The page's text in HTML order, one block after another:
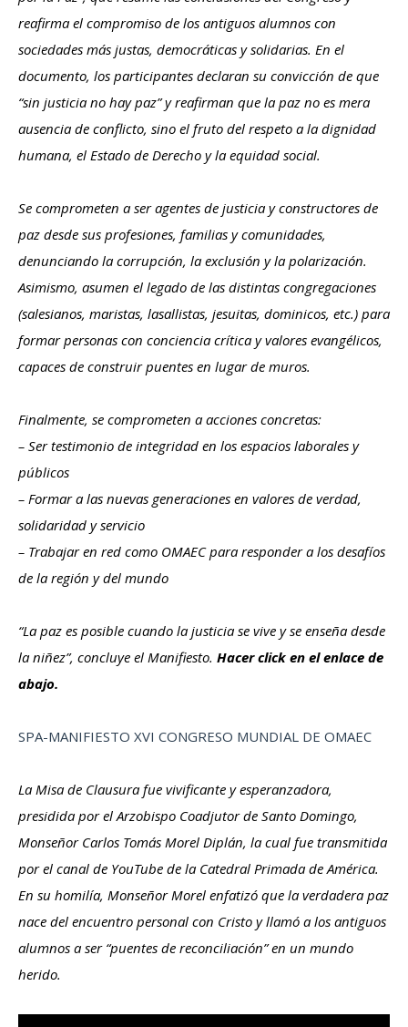
reafirma el compromiso de los antiguos alumnos con
sociedades más justas, democráticas y solidarias. En el
documento, los participantes declaran su convicción de que
“sin justicia no hay paz” y reafirman que la paz no es mera
ausencia de conflicto, sino el fruto del respeto a la dignidad
humana, el Estado de Derecho y la equidad social.
Se comprometen a ser agentes de justicia y constructores de
paz desde sus profesiones, familias y comunidades,
denunciando la corrupción, la exclusión y la polarización.
Asimismo, asumen el legado de las distintas congregaciones
(salesianos, maristas, lasallistas, jesuitas, dominicos, etc.) para
formar personas con conciencia crítica y valores evangélicos,
capaces de construir puentes en lugar de muros.
Finalmente, se comprometen a acciones concretas:
– Ser testimonio de integridad en los espacios laborales y
públicos
– Formar a las nuevas generaciones en valores de verdad,
solidaridad y servicio
– Trabajar en red como OMAEC para responder a los desafíos
de la región y del mundo
“La paz es posible cuando la justicia se vive y se enseña desde
la niñez”, concluye el Manifiesto. Hacer click en el enlace de
abajo.
SPA-MANIFIESTO XVI CONGRESO MUNDIAL DE OMAEC
La Misa de Clausura fue vivificante y esperanzadora,
presidida por el Arzobispo Coadjutor de Santo Domingo,
Monseñor Carlos Tomás Morel Diplán, la cual fue transmitida
por el canal de YouTube de la Catedral Primada de América.
En su homilía, Monseñor Morel enfatizó que la verdadera paz
nace del encuentro personal con Cristo y llamó a los antiguos
alumnos a ser “puentes de reconciliación” en un mundo
herido.